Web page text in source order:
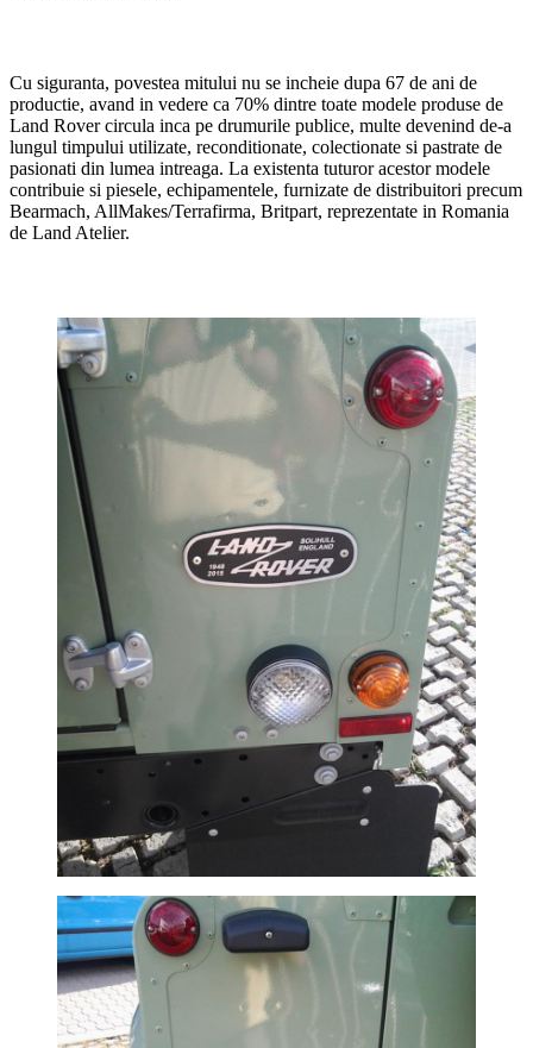
Cu siguranta, povestea mitului nu se incheie dupa 67 de ani de
productie, avand in vedere ca 70% dintre toate modele produse de
Land Rover circula inca pe drumurile publice, multe devenind de-a
lungul timpului utilizate, reconditionate, colectionate si pastrate de
pasionati din lumea intreaga. La existenta tuturor acestor modele
contribuie si piesele, echipamentele, furnizate de distribuitori precum
Bearmach, AllMakes/Terrafirma, Britpart, reprezentate in Romania
de Land Atelier.